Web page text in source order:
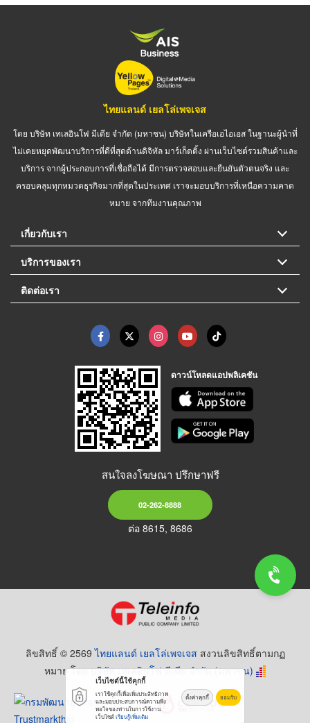
ไทยแลนด์ เยลโล่เพจเจส
โดย บริษัท เทเลอินโฟ มีเดีย จำกัด (มหาชน) บริษัทในเครือเอไอเอส ในฐานะผู้นำที่
ไม่เคยหยุดพัฒนาบริการที่ดีที่สุดด้านดิจิทัล มาร์เก็ตติ้ง ผ่านเว็บไซต์รวมสินค้าและ
บริการ จากผู้ประกอบการที่เชื่อถือได้ มีการตรวจสอบและยืนยันตัวตนจริง และ
ครอบคลุมทุกหมวดธุรกิจมากที่สุดในประเทศ เราจะมอบบริการที่เหนือความคาด
หมาย จากทีมงานคุณภาพ
เกี่ยวกับเรา
บริการของเรา
ติดต่อเรา
ดาวน์โหลดแอปพลิเคชัน
สนใจลงโฆษณา ปรึกษาฟรี
02-262-8888
ต่อ 8615, 8686
ลิขสิทธิ์ © 2569ไทยแลนด์ เยลโล่เพจเจส สงวนลิขสิทธิ์ตามกฏ
หมาย โดยบริษัท เทเลอินโฟ มีเดีย จำกัด (มหาชน)
เว็บไซต์นี้ใช้คุกกี้
เราใช้คุกกี้เพื่อเพิ่มประสิทธิภาพ
และมอบประสบการณ์ความพึง
พอใจของท่านในการใช้งาน
เว็บไซต์เรียนรู้เพิ่มเติม
ตั้งค่าคุกกี้ ยอมรับ